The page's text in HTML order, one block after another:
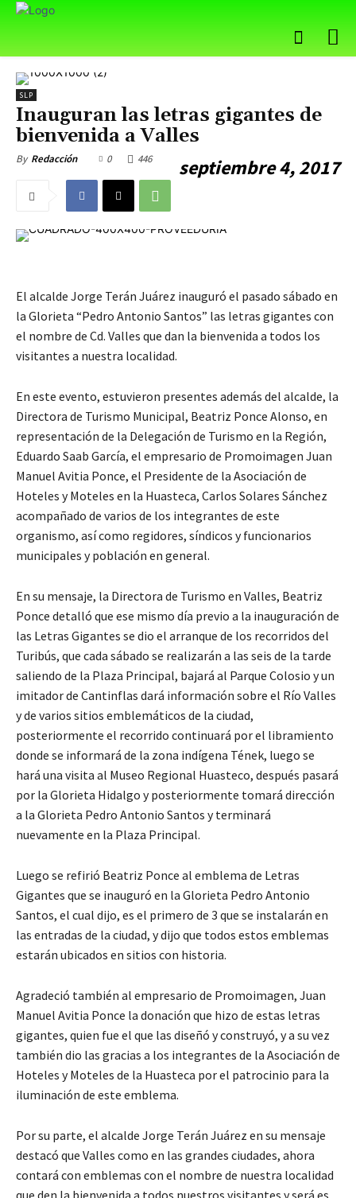
SLP
Inauguran las letras gigantes de
bienvenida a Valles
By Redacción septiembre 4, 2017
0 446
El alcalde Jorge Terán Juárez inauguró el pasado sábado en
la Glorieta “Pedro Antonio Santos” las letras gigantes con
el nombre de Cd. Valles que dan la bienvenida a todos los
visitantes a nuestra localidad.
En este evento, estuvieron presentes además del alcalde, la
Directora de Turismo Municipal, Beatriz Ponce Alonso, en
representación de la Delegación de Turismo en la Región,
Eduardo Saab García, el empresario de Promoimagen Juan
Manuel Avitia Ponce, el Presidente de la Asociación de
Hoteles y Moteles en la Huasteca, Carlos Solares Sánchez
acompañado de varios de los integrantes de este
organismo, así como regidores, síndicos y funcionarios
municipales y población en general.
En su mensaje, la Directora de Turismo en Valles, Beatriz
Ponce detalló que ese mismo día previo a la inauguración de
las Letras Gigantes se dio el arranque de los recorridos del
Turibús, que cada sábado se realizarán a las seis de la tarde
saliendo de la Plaza Principal, bajará al Parque Colosio y un
imitador de Cantinflas dará información sobre el Río Valles
y de varios sitios emblemáticos de la ciudad,
posteriormente el recorrido continuará por el libramiento
donde se informará de la zona indígena Tének, luego se
hará una visita al Museo Regional Huasteco, después pasará
por la Glorieta Hidalgo y posteriormente tomará dirección
a la Glorieta Pedro Antonio Santos y terminará
nuevamente en la Plaza Principal.
Luego se refirió Beatriz Ponce al emblema de Letras
Gigantes que se inauguró en la Glorieta Pedro Antonio
Santos, el cual dijo, es el primero de 3 que se instalarán en
las entradas de la ciudad, y dijo que todos estos emblemas
estarán ubicados en sitios con historia.
Agradeció también al empresario de Promoimagen, Juan
Manuel Avitia Ponce la donación que hizo de estas letras
gigantes, quien fue el que las diseñó y construyó, y a su vez
también dio las gracias a los integrantes de la Asociación de
Hoteles y Moteles de la Huasteca por el patrocinio para la
iluminación de este emblema.
Por su parte, el alcalde Jorge Terán Juárez en su mensaje
destacó que Valles como en las grandes ciudades, ahora
contará con emblemas con el nombre de nuestra localidad